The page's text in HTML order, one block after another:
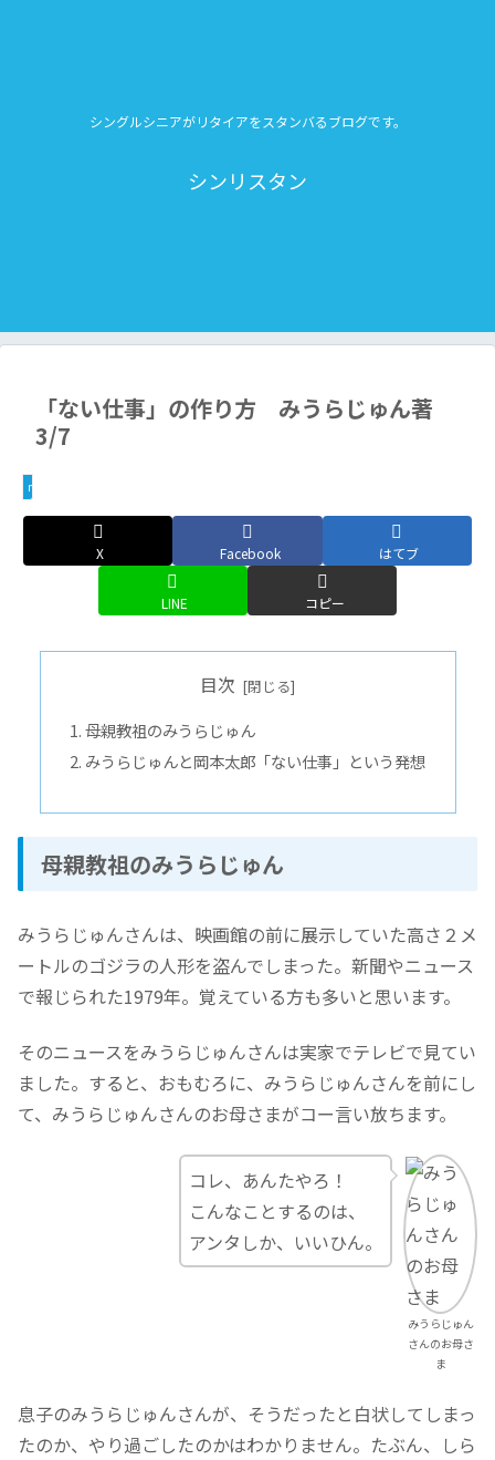
シングルシニアがリタイアをスタンバるブログです。
シンリスタン
「ない仕事」の作り方 みうらじゅん著
3/7
my_boom
X Facebook はてブ
LINE コピー
目次
母親教祖のみうらじゅん
みうらじゅんと岡本太郎「ない仕事」という発想
母親教祖のみうらじゅん
みうらじゅんさんは、映画館の前に展示していた高さ２メ
ートルのゴジラの人形を盗んでしまった。新聞やニュース
で報じられた1979年。覚えている方も多いと思います。
そのニュースをみうらじゅんさんは実家でテレビで見てい
ました。すると、おもむろに、みうらじゅんさんを前にし
て、みうらじゅんさんのお母さまがコー言い放ちます。
みうらじゅん
さんのお母さ
ま
コレ、あんたやろ！
こんなことするのは、
アンタしか、いいひん。
息子のみうらじゅんさんが、そうだったと白状してしまっ
たのか、やり過ごしたのかはわかりません。たぶん、しら